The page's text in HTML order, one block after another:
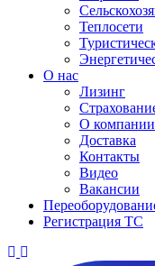
Теплосети
О нас
Лизинг
О компании
Доставка
Контакты
Видео
Вакансии
Регистрация ТС